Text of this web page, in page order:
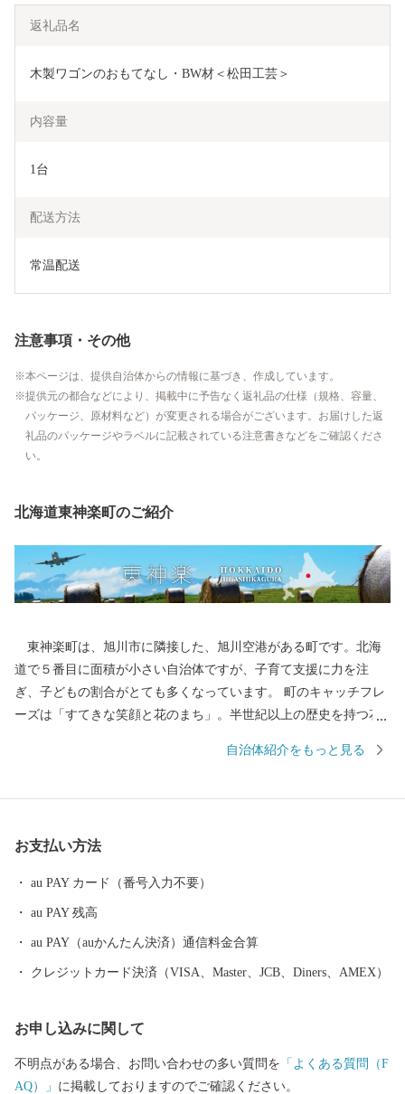
返礼品名
木製ワゴンのおもてなし・BW材＜松田工芸＞
内容量
1台
配送方法
常温配送
注意事項・その他
本ページは、提供自治体からの情報に基づき、作成しています。
提供元の都合などにより、掲載中に予告なく返礼品の仕様（規格、容量、
パッケージ、原材料など）が変更される場合がございます。お届けした返
礼品のパッケージやラベルに記載されている注意書きなどをご確認くださ
い。
北海道東神楽町のご紹介
東神楽町は、旭川市に隣接した、旭川空港がある町です。北海
道で５番目に面積が小さい自治体ですが、子育て支援に力を注
ぎ、子どもの割合がとても多くなっています。 町のキャッチフレ
ーズは「すてきな笑顔と花のまち」。半世紀以上の歴史を持つ花
け水の恵みの、おいしいお米は自慢の一品。アスパラやトマトな
と暮らせる街づくりを実現するために、皆様からのご寄付を活用
ス ０５０－３３５５－２１９７(全自治体共通) ※14桁の寄附受付
番号とお申込み時の電話番号下４桁が必要です ※休日・夜間も対
応しております ※住所・氏名に変更がある場合は、直接コールセ
（祝土日を除く） TEL：０１１－８０７－７１１１ Mail：higashik
自治体紹介をもっと見る
お支払い方法
au PAY カード（番号入力不要）
au PAY 残高
au PAY（auかんたん決済）通信料金合算
クレジットカード決済（VISA、Master、JCB、Diners、AMEX）
お申し込みに関して
不明点がある場合、お問い合わせの多い質問を 「よくある質問（F
AQ）」 に掲載しておりますのでご確認ください。